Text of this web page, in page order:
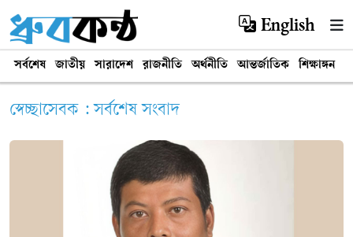
English
সর্বশেষ জাতীয় সারাদেশ রাজনীতি অর্থনীতি আন্তর্জাতিক শিক্ষাঙ্গন
স্বেচ্ছাসেবক : সর্বশেষ সংবাদ